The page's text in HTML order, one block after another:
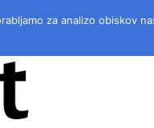
za analizo obiskov